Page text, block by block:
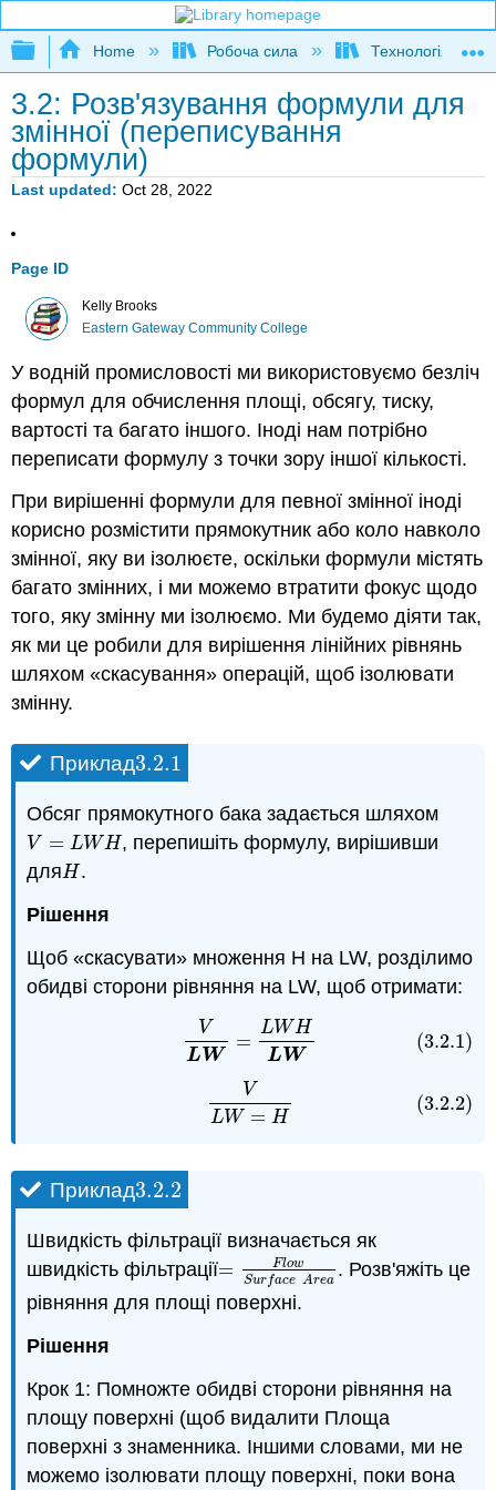
Expand/collapse global hierarchy
Home Робоча сила Технологія
3.2: Розв'язування формули для
змінної (переписування
формули)
Last updated Oct 28, 2022
Page ID
Kelly Brooks
Eastern Gateway Community College
У водній промисловості ми використовуємо безліч
формул для обчислення площі, обсягу, тиску,
вартості та багато іншого. Іноді нам потрібно
переписати формулу з точки зору іншої кількості.
При вирішенні формули для певної змінної іноді
корисно розмістити прямокутник або коло навколо
змінної, яку ви ізолюєте, оскільки формули містять
багато змінних, і ми можемо втратити фокус щодо
того, яку змінну ми ізолюємо. Ми будемо діяти так,
як ми це робили для вирішення лінійних рівнянь
шляхом «скасування» операцій, щоб ізолювати
змінну.
Приклад3.2.1
3.2.1
Обсяг прямокутного бака задається шляхом
V = LWH
V=LWH
, перепишіть формулу, вирішивши
дляH
H.
Рішення
Щоб «скасувати» множення Н на LW, розділимо
обидві сторони рівняння на LW, щоб отримати:
V
LW
=
LWH
LW
(3.2.1)
(3.2.1) =LWH
V
LW = H
(3.2.2)
V
Приклад3.2.2
3.2.2
Швидкість фільтрації визначається як
швидкість фільтрації= Flow
Surface Area
=FlowSurfaceArea
. Розв'яжіть це
рівняння для площі поверхні.
Рішення
Крок 1: Помножте обидві сторони рівняння на
площу поверхні (щоб видалити Площа
поверхні з знаменника. Іншими словами, ми не
можемо ізолювати площу поверхні, поки вона